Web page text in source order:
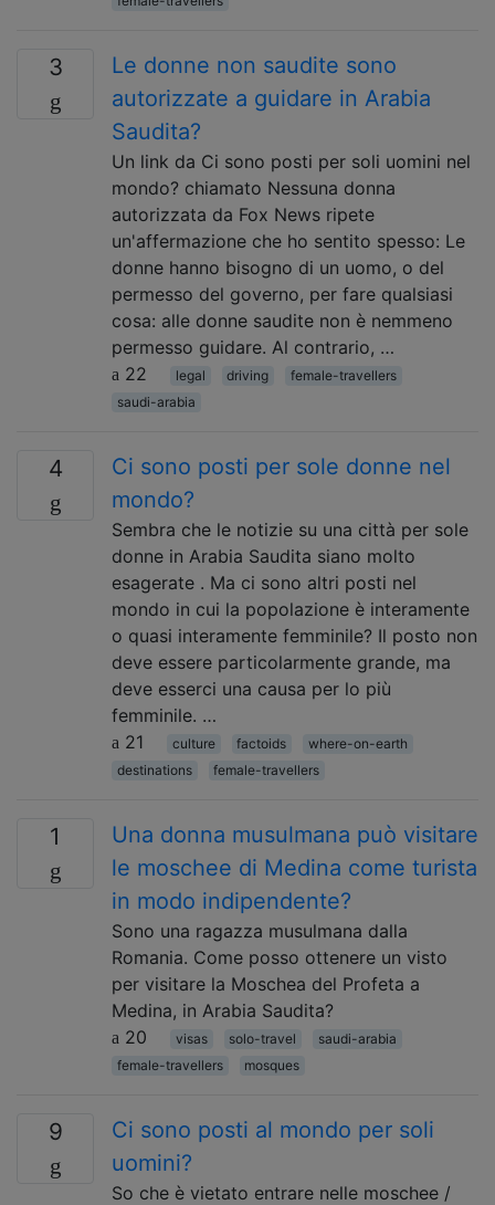
3
Le donne non saudite sono
autorizzate a guidare in Arabia
Saudita?
Un link da Ci sono posti per soli uomini nel
mondo? chiamato Nessuna donna
autorizzata da Fox News ripete
un'affermazione che ho sentito spesso: Le
donne hanno bisogno di un uomo, o del
permesso del governo, per fare qualsiasi
cosa: alle donne saudite non è nemmeno
permesso guidare. Al contrario, …
22
legal driving
female-travellers
saudi-arabia
4
Ci sono posti per sole donne nel
mondo?
Sembra che le notizie su una città per sole
donne in Arabia Saudita siano molto
esagerate . Ma ci sono altri posti nel
mondo in cui la popolazione è interamente
o quasi interamente femminile? Il posto non
deve essere particolarmente grande, ma
deve esserci una causa per lo più
femminile. …
21
culture factoids
where-on-earth
destinations
female-travellers
1
Una donna musulmana può visitare
le moschee di Medina come turista
in modo indipendente?
Sono una ragazza musulmana dalla
Romania. Come posso ottenere un visto
per visitare la Moschea del Profeta a
Medina, in Arabia Saudita?
20
visas solo-travel
saudi-arabia
female-travellers
mosques
9
Ci sono posti al mondo per soli
uomini?
So che è vietato entrare nelle moschee /